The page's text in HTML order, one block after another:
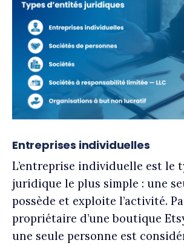
Entreprises individuelles
L’entreprise individuelle est le
juridique le plus simple : une
possède et exploite l’activité.
propriétaire d’une boutique
une seule personne est